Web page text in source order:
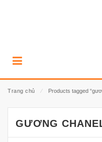
Trang chủ ⁄ Products tagged
GƯƠNG